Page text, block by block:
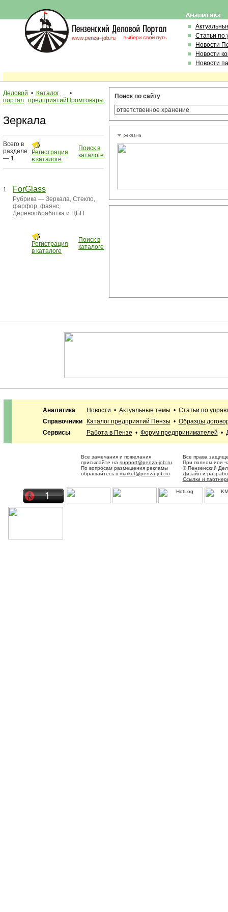
Статьи по
Новости
Новости
Новости
Деловой
портал
• Каталог
предприятий
•
Промтовары
Зеркала
Всего в
разделе
— 1
Регистрация
в каталоге
Поиск в
каталоге
1. ForGlass
Рубрика — Зеркала, Стекло,
фарфор, фаянс,
Деревообработка и ЦБП
Регистрация
в каталоге
Поиск в
каталоге
Поиск по сайту
Аналитика Новости • Актуальные темы • Статьи по
Справочники
Каталог предприятий Пензы • Образцы
Сервисы
Работа в Пензе • Форум предпринимателей •
Все замечания и пожелания
присылайте на support@penza-job.ru
По вопросам размещения рекламы
обращайтесь в market@penza-job.ru
Все права
При полном или
© Пензенский
Дизайн и
Ссылки и